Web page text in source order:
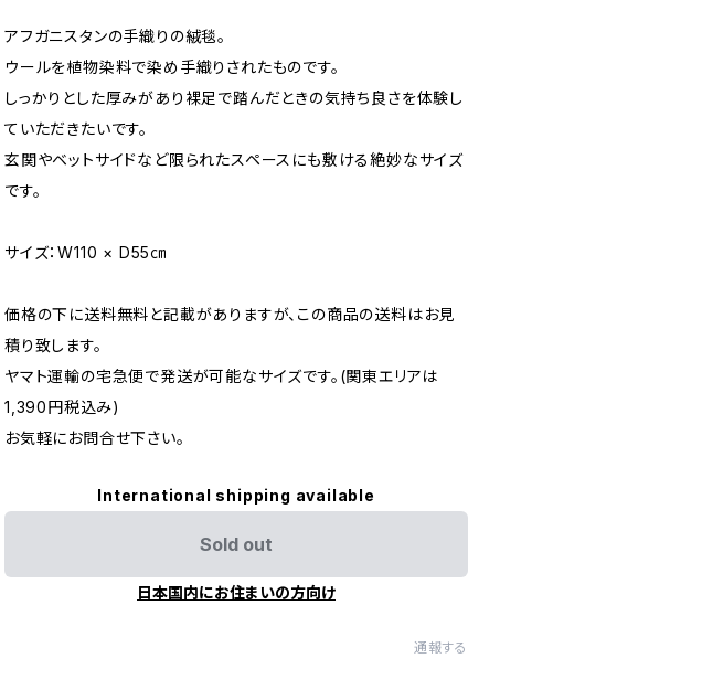
アフガニスタンの手織りの絨毯。
ウールを植物染料で染め手織りされたものです。
しっかりとした厚みがあり裸足で踏んだときの気持ち良さを体験し
ていただきたいです。
玄関やベットサイドなど限られたスペースにも敷ける絶妙なサイズ
です。
サイズ：W110 × D55㎝
価格の下に送料無料と記載がありますが、この商品の送料はお見
積り致します。
ヤマト運輸の宅急便で発送が可能なサイズです。(関東エリアは
1,390円税込み)
お気軽にお問合せ下さい。
International shipping available
Sold out
日本国内にお住まいの方向け
通報する